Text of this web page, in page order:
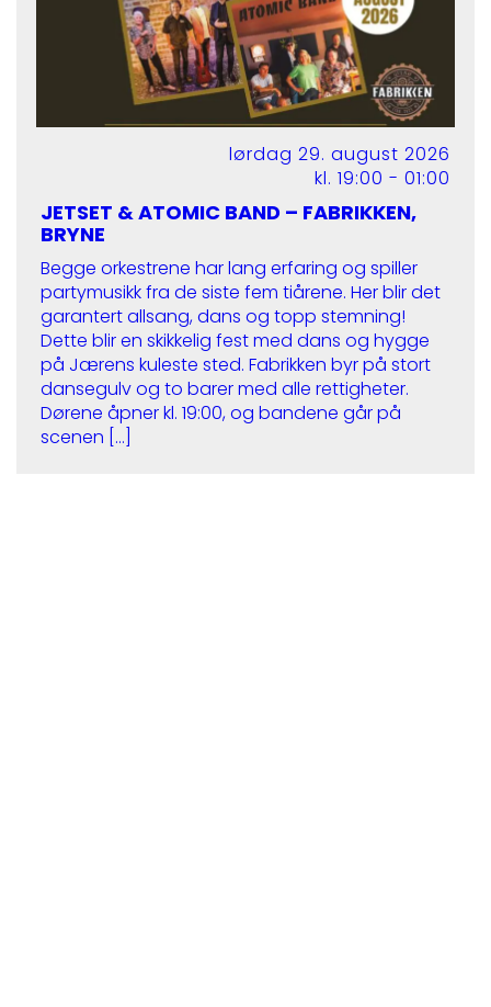
lørdag 29. august 2026
kl. 19:00 - 01:00
JETSET & ATOMIC BAND – FABRIKKEN,
BRYNE
Begge orkestrene har lang erfaring og spiller
partymusikk fra de siste fem tiårene. Her blir det
garantert allsang, dans og topp stemning!
Dette blir en skikkelig fest med dans og hygge
på Jærens kuleste sted. Fabrikken byr på stort
dansegulv og to barer med alle rettigheter.
Dørene åpner kl. 19:00, og bandene går på
scenen […]